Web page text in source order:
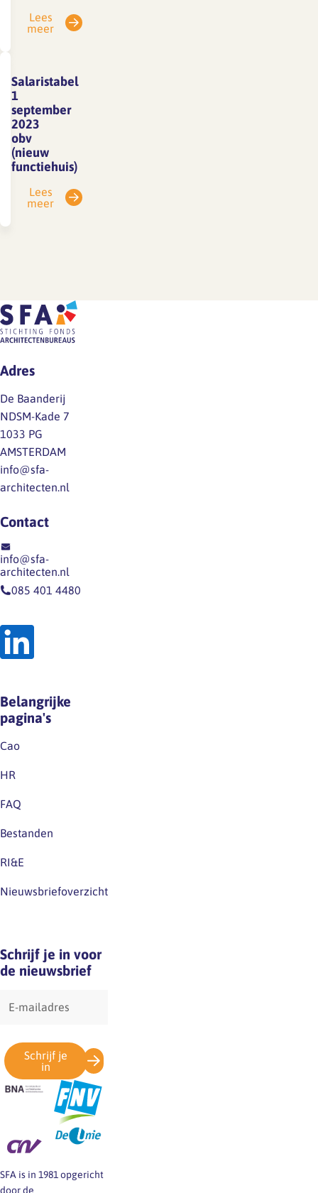
Lees
meer
Salaristabel
1
september
2023
obv
(nieuw
functiehuis)
Lees
meer
Adres
De Baanderij
NDSM-Kade 7
1033 PG
AMSTERDAM
info@sfa-
architecten.nl
Contact
info@sfa-
architecten.nl
085 401 4480
Belangrijke
pagina's
Cao
HR
FAQ
Bestanden
RI&E
Nieuwsbriefoverzicht
Schrijf je in voor
de nieuwsbrief
mailadres
Schrijf je
in
SFA is in 1981 opgericht
door de